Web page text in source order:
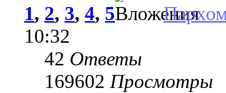
1, 2, 3, 4, 5
10:32
42 Ответы
169602 Просмотры